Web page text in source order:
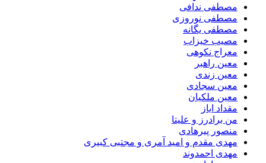
مصطفی ندافی
مصطفی نوروزی
مصطفی یگانه
مصیب خیزاب
معراج نکوهی
معین راهبر
معین زندی
معین سجادی
معین ملکیان
مقداد ایاز
من برادرز و علیتا
منصور پیرهادی
مهدى مقدم و امید آمرى و مجتبى کبیرى
مهدی احمدوند